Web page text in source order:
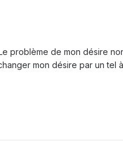
problème de mon désire
mon désire par un tel